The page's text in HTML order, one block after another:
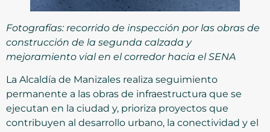
Fotografías: recorrido de inspección por las obras de
construcción de la segunda calzada y
mejoramiento vial en el corredor hacia el SENA
La Alcaldía de Manizales realiza seguimiento
permanente a las obras de infraestructura que se
ejecutan en la ciudad y, prioriza proyectos que
contribuyen al desarrollo urbano, la conectividad y el